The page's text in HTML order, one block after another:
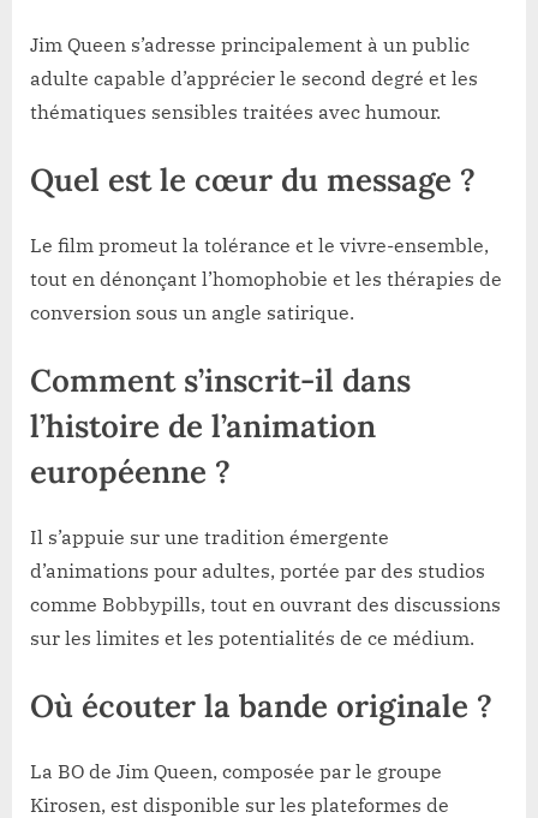
Jim Queen s’adresse principalement à un public
adulte capable d’apprécier le second degré et les
thématiques sensibles traitées avec humour.
Quel est le cœur du message ?
Le film promeut la tolérance et le vivre-ensemble,
tout en dénonçant l’homophobie et les thérapies de
conversion sous un angle satirique.
Comment s’inscrit-il dans
l’histoire de l’animation
européenne ?
Il s’appuie sur une tradition émergente
d’animations pour adultes, portée par des studios
comme Bobbypills, tout en ouvrant des discussions
sur les limites et les potentialités de ce médium.
Où écouter la bande originale ?
La BO de Jim Queen, composée par le groupe
Kirosen, est disponible sur les plateformes de